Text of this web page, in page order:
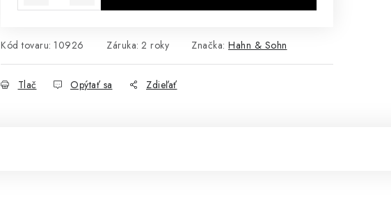
Kód tovaru: 10926 Záruka: 2 roky Značka: Hahn & Sohn
Tlač Opýtať sa Zdieľať